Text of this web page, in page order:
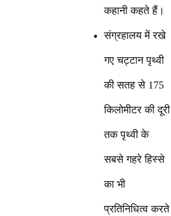
कहानी कहते हैं।
संग्रहालय में रखे
गए चट्टान पृथ्वी
की सतह से 175
किलोमीटर की दूरी
तक पृथ्वी के
सबसे गहरे हिस्से
का भी
प्रतिनिधित्व करते